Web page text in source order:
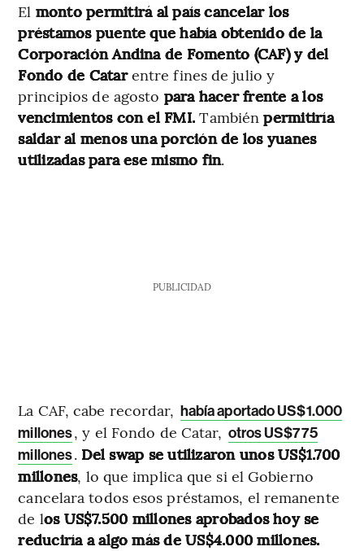
El monto permitirá al país cancelar los
préstamos puente que había obtenido de la
Corporación Andina de Fomento (CAF) y del
Fondo de Catarentre fines de julio y
principios de agosto para hacer frente a los
vencimientos con el FMI.También permitiría
saldar al menos una porción de los yuanes
utilizadas para ese mismo fin.
PUBLICIDAD
La CAF, cabe recordar, había aportado US$1.000
millones, y el Fondo de Catar, otros US$775
millones. Del swap se utilizaron unos US$1.700
millones, lo que implica que si el Gobierno
cancelara todos esos préstamos, el remanente
de los US$7.500 millones aprobados hoy se
reduciría a algo más de US$4.000 millones.